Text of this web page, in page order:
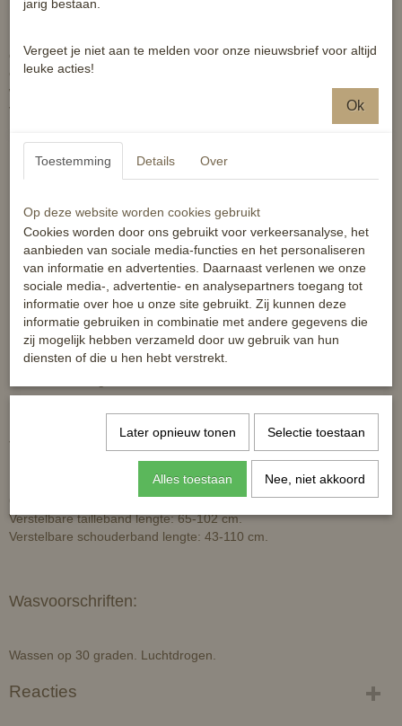
de avond. Zet vast vooraan met eenvoudige gesp, verstelbaar voor
een persoonlijke pasvorm. Dit vest is lichtgewicht en los maar
wappert niet, zodat je ongehinderd kunt paardrijden. Dit praktische
vest is verkrijgbaar in twee felle kleuren.
Eigenschappen:
Reflecterend
Lichtgewicht
Flexibel
Volledig aanpasbaar
Gesp opening aan voorkant
Eenvoudig en veilig in gebruik, wappert niet
Blijf veilig tijdens paardrijden in de avond
Technische omschrijving:
65% rubber, 35% polyester.
Verstelbare tailleband lengte: 65-102 cm.
Verstelbare schouderband lengte: 43-110 cm.
Wasvoorschriften:
Wassen op 30 graden. Luchtdrogen.
Reacties
jarig bestaan.
Vergeet je niet aan te melden voor onze nieuwsbrief voor altijd
leuke acties!
Ok
Toestemming Details Over
Op deze website worden cookies gebruikt
Cookies worden door ons gebruikt voor verkeersanalyse, het
aanbieden van sociale media-functies en het personaliseren
van informatie en advertenties. Daarnaast verlenen we onze
sociale media-, advertentie- en analysepartners toegang tot
informatie over hoe u onze site gebruikt. Zij kunnen deze
informatie gebruiken in combinatie met andere gegevens die
zij mogelijk hebben verzameld door uw gebruik van hun
diensten of die u hen hebt verstrekt.
Later opnieuw tonen Selectie toestaan
Alles toestaan Nee, niet akkoord